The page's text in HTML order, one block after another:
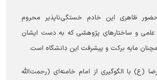
ظاهری این خادم خستگی‌ناپذیر محروم
علمی و ساختار‌های پژوهشی که به دست ایشان
مایه برکت و پیشرفت این دانشگاه است.
(ع) با الگوگیری از امام خامنه‌ای (رحمت‌الله